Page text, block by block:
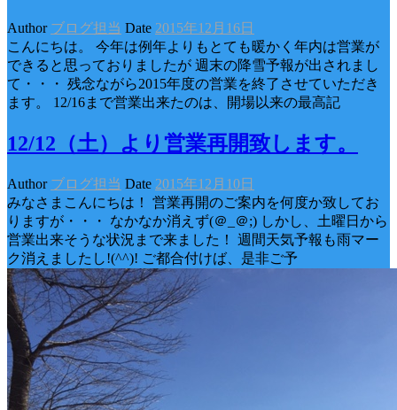
Author ブログ担当 Date 2015年12月16日
こんにちは。 今年は例年よりもとても暖かく年内は営業が
できると思っておりましたが 週末の降雪予報が出されまし
て・・・ 残念ながら2015年度の営業を終了させていただき
ます。 12/16まで営業出来たのは、開場以来の最高記
12/12（土）より営業再開致します。
Author ブログ担当 Date 2015年12月10日
みなさまこんにちは！ 営業再開のご案内を何度か致してお
りますが・・・ なかなか消えず(＠_＠;) しかし、土曜日から
営業出来そうな状況まで来ました！ 週間天気予報も雨マー
ク消えましたし!(^^)! ご都合付けば、是非ご予